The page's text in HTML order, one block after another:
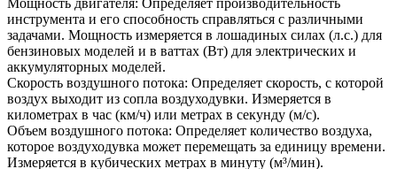
инструмента и его способность справляться с различными
задачами. Мощность измеряется в лошадиных силах (л.с.) для
бензиновых моделей и в ваттах (Вт) для электрических и
аккумуляторных моделей.
Скорость воздушного потока: Определяет скорость, с которой
воздух выходит из сопла воздуходувки. Измеряется в
километрах в час (км/ч) или метрах в секунду (м/с).
Объем воздушного потока: Определяет количество воздуха,
которое воздуходувка может перемещать за единицу времени.
Измеряется в кубических метрах в минуту (м³/мин).